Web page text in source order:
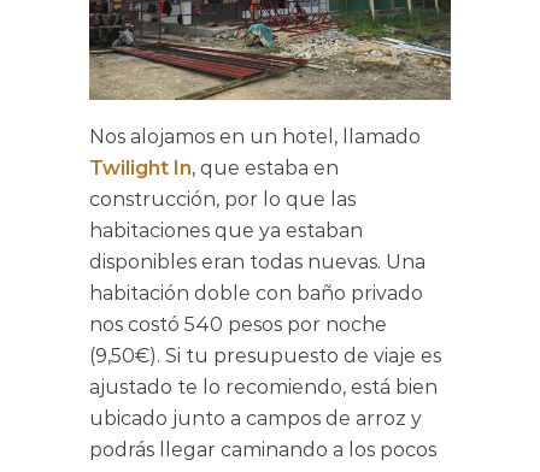
Nos alojamos en un hotel, llamado
Twilight In, que estaba en
construcción, por lo que las
habitaciones que ya estaban
disponibles eran todas nuevas. Una
habitación doble con baño privado
nos costó 540 pesos por noche
(9,50€). Si tu presupuesto de viaje es
ajustado te lo recomiendo, está bien
ubicado junto a campos de arroz y
podrás llegar caminando a los pocos